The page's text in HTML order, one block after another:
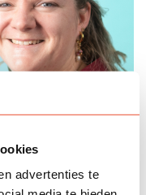
advertenties te